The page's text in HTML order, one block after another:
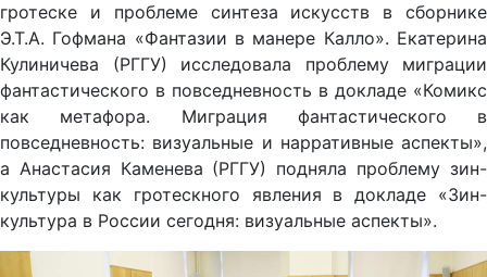
гротеске и проблеме синтеза искусств в сборнике
Э.Т.А. Гофмана «Фантазии в манере Калло». Екатерина
Кулиничева (РГГУ) исследовала проблему миграции
фантастического в повседневность в докладе «Комикс
как метафора. Миграция фантастического в
повседневность: визуальные и нарративные аспекты»,
а Анастасия Каменева (РГГУ) подняла проблему зин-
культуры как гротескного явления в докладе «Зин-
культура в России сегодня: визуальные аспекты».